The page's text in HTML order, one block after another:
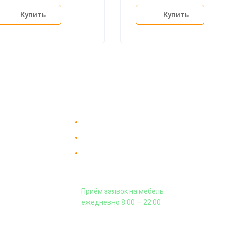
Купить Купить
Приём заявок на мебель
ежедневно 8:00 — 22:00